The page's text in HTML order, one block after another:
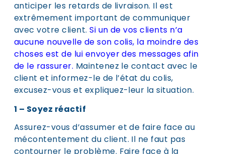
anticiper les retards de livraison. Il est
extrêmement important de communiquer
avec votre client.Si un de vos clients n’a
aucune nouvelle de son colis, la moindre des
choses est de lui envoyer des messages afin
de le rassurer. Maintenez le contact avec le
client et informez-le de l’état du colis,
excusez-vous et expliquez-leur la situation.
1 – Soyez réactif
Assurez-vous d’assumer et de faire face au
mécontentement du client. Il ne faut pas
contourner le problème. Faire face à la